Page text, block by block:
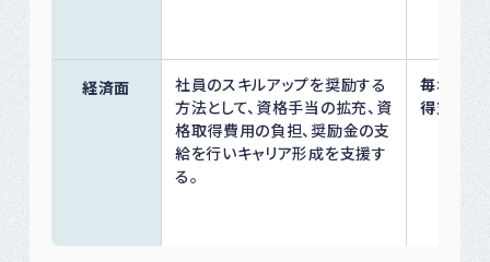
経済面
社員のスキルアップを奨励する
方法として、資格手当の拡充、資
格取得費用の負担、奨励金の支
給を行いキャリア形成を支援す
る。
毎年１名
得支援を